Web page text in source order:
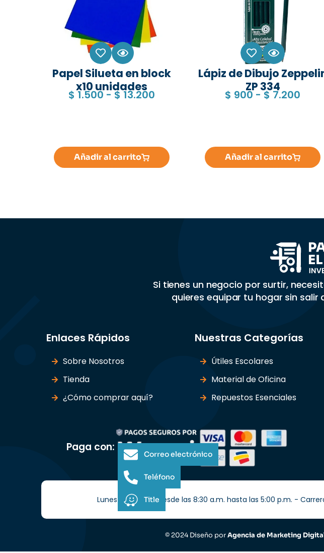
Papel Silueta en block
x10 unidades
$1.500 -$13.200
Añadir al carrito
Lápiz de Dibujo
ZP 334
$ 900 - $7.200
Añadir al carrito
Si tienes un negocio por surtir,
quieres equipar tu hogar sin
Enlaces Rápidos
Sobre Nosotros
Tienda
¿Cómo comprar aquí?
Nuestras Categorías
Útiles Escolares
Material de Oficina
Repuestos Esenciales
Paga con:
Lunes a Sábados desde las 8:30 a.m. hasta las 5:00 p.m. -
© 2024 Diseño porAgencia de Marketing
Correo electrónico
Teléfono
Title